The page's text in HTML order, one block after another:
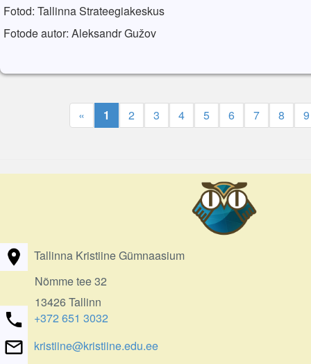
Fotod: Tallinna Strateegiakeskus
Fotode autor: Aleksandr Gužov
« 1 2 3 4 5 6 7 8 9
Tallinna Kristiine Gümnaasium
Nõmme tee 32
13426 Tallinn
+372 651 3032
kristiine@kristiine.edu.ee